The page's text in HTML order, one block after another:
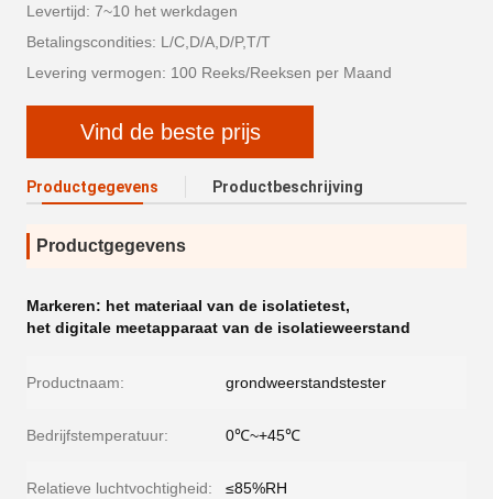
Levertijd: 7~10 het werkdagen
Betalingscondities: L/C,D/A,D/P,T/T
Levering vermogen: 100 Reeks/Reeksen per Maand
Vind de beste prijs
Productgegevens Productbeschrijving
Productgegevens
Markeren: het materiaal van de isolatietest,
het digitale meetapparaat van de isolatieweerstand
Productnaam: grondweerstandstester
Bedrijfstemperatuur: 0℃~+45℃
Relatieve luchtvochtigheid: ≤85%RH